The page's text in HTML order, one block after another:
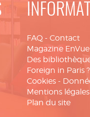
FAQ - Contact
Magazine EnVue
Des
Foreign in Paris ?
Cookies -
Mentions légales
Plan du site